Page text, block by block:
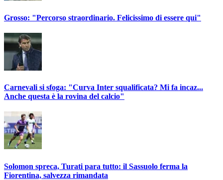
Grosso: "Percorso straordinario. Felicissimo di essere qui"
Carnevali si sfoga: "Curva Inter squalificata? Mi fa incaz...
Anche questa è la rovina del calcio"
Solomon spreca, Turati para tutto: il Sassuolo ferma la
Fiorentina, salvezza rimandata